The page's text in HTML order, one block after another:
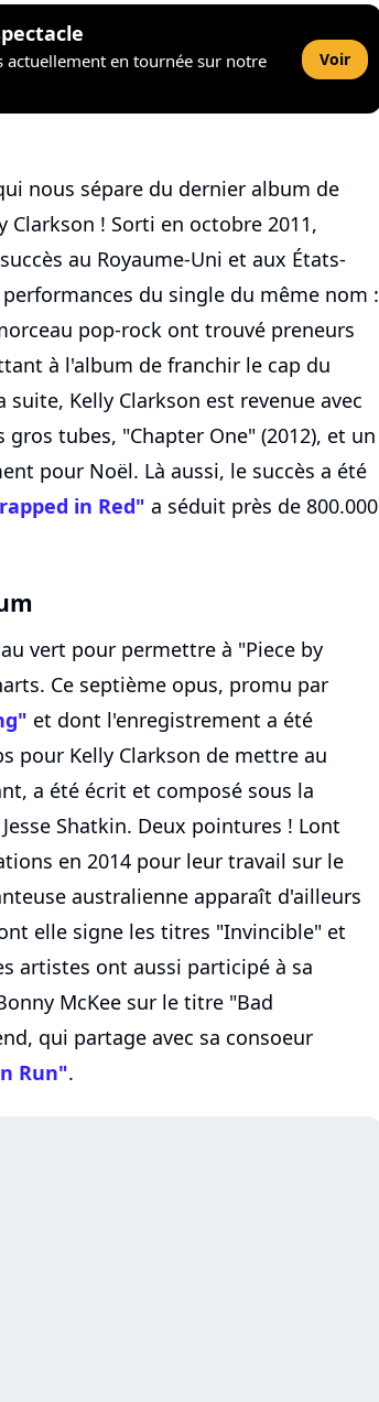
actuellement en tournée sur notre
Voir
nous sépare du dernier album de
Clarkson ! Sorti en octobre 2011,
au Royaume-Uni et aux États-
du single du même nom :
pop-rock ont trouvé preneurs
à l'album de franchir le cap du
Kelly Clarkson est revenue avec
tubes, "Chapter One" (2012), et un
pour Noël. Là aussi, le succès a été
in Red" a séduit près de 800.000
vert pour permettre à "Piece by
Ce septième opus, promu par
et dont l'enregistrement a été
pour Kelly Clarkson de mettre au
a été écrit et composé sous la
Shatkin. Deux pointures ! Lont
en 2014 pour leur travail sur le
australienne apparaît d'ailleurs
elle signe les titres "Invincible" et
artistes ont aussi participé à sa
McKee sur le titre "Bad
qui partage avec sa consoeur
Run".